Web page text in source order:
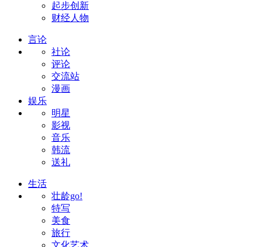
起步创新
财经人物
言论
社论
评论
交流站
漫画
娱乐
明星
影视
音乐
韩流
送礼
生活
壮龄go!
特写
美食
旅行